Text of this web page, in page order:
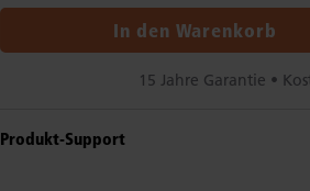
In den Warenkorb
15 Jahre Garantie •
Produkt-Support